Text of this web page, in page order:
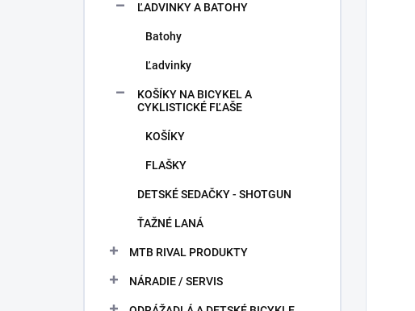
ĽADVINKY A BATOHY
Batohy
Ľadvinky
KOŠÍKY NA BICYKEL A
CYKLISTICKÉ FĽAŠE
KOŠÍKY
FLAŠKY
DETSKÉ SEDAČKY - SHOTGUN
ŤAŽNÉ LANÁ
MTB RIVAL PRODUKTY
NÁRADIE / SERVIS